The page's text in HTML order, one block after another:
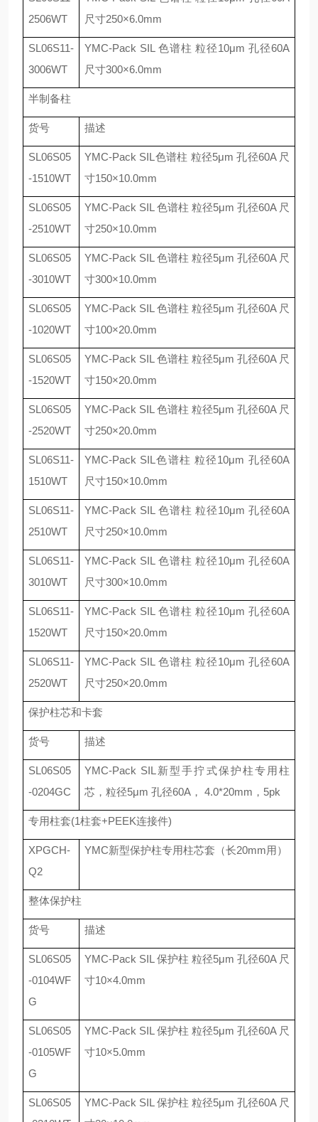
2506WT
尺寸250×6.0mm
SL06S11-
3006WT
YMC-Pack SIL 色谱柱 粒径10μm孔径60A
尺寸300×6.0mm
半制备柱
货号 描述
SL06S05
-1510WT
YMC-Pack SIL 色谱柱 粒径5μm孔径60A 尺
寸150×10.0mm
SL06S05
-2510WT
YMC-Pack SIL 色谱柱 粒径5μm 孔径60A 尺
寸250×10.0mm
SL06S05
-3010WT
YMC-Pack SIL 色谱柱 粒径5μm 孔径60A 尺
寸300×10.0mm
SL06S05
-1020WT
YMC-Pack SIL 色谱柱 粒径5μm 孔径60A 尺
寸100×20.0mm
SL06S05
-1520WT
YMC-Pack SIL 色谱柱 粒径5μm 孔径60A 尺
寸150×20.0mm
SL06S05
-2520WT
YMC-Pack SIL 色谱柱 粒径5μm 孔径60A 尺
寸250×20.0mm
SL06S11-
1510WT
YMC-Pack SIL 色谱柱 粒径10μm 孔径60A
尺寸150×10.0mm
SL06S11-
2510WT
YMC-Pack SIL 色谱柱 粒径10μm孔径60A
尺寸250×10.0mm
SL06S11-
3010WT
YMC-Pack SIL 色谱柱 粒径10μm孔径60A
尺寸300×10.0mm
SL06S11-
1520WT
YMC-Pack SIL 色谱柱 粒径10μm孔径60A
尺寸150×20.0mm
SL06S11-
2520WT
YMC-Pack SIL 色谱柱 粒径10μm孔径60A
尺寸250×20.0mm
保护柱芯和卡套
货号 描述
SL06S05
-0204GC
YMC-Pack SIL 新型手拧式保护柱专用柱
芯，粒径5μm 孔径60A ， 4.0*20mm ， 5pk
专用柱套(1柱套+PEEK连接件)
XPGCH-
Q2
YMC新型保护柱专用柱芯套（长20mm用）
整体保护柱
货号 描述
SL06S05
-0104WF
G
YMC-Pack SIL 保护柱 粒径5μm 孔径60A 尺
寸10×4.0mm
SL06S05
-0105WF
G
YMC-Pack SIL 保护柱 粒径5μm 孔径60A 尺
寸10×5.0mm
SL06S05
YMC-Pack SIL 保护柱 粒径5μm 孔径60A 尺